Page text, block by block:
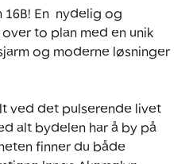
En  nydelig og
to plan med en unik
og moderne løsninger
ved det pulserende livet
alt bydelen har å by på
finner du både